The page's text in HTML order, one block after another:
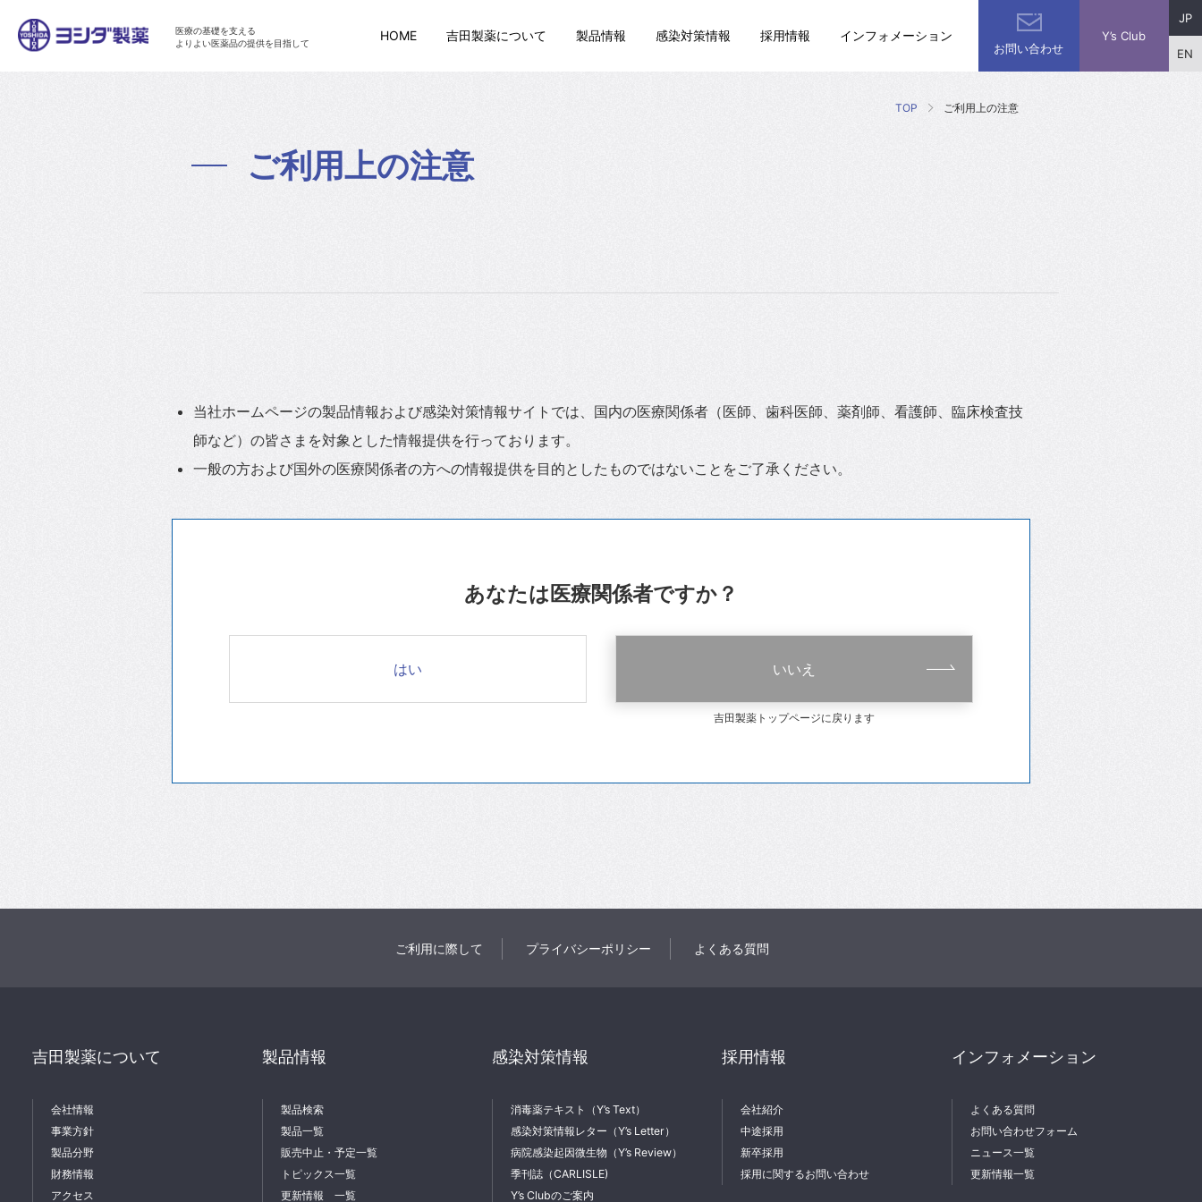
医療の基礎を支える
よりよい医薬品の提供を目指して
HOME 吉田製薬について 製品情報 感染対策情報 採用情報 インフォメーション
お問い合わせ
Y’s Club
JP
EN
TOP ご利用上の注意
ご利用上の注意
当社ホームページの製品情報および感染対策情報サイトでは、国内の医療関係者（医師、歯科医師、薬剤師、看護師、臨床検査技
師など）の皆さまを対象とした情報提供を行っております。
一般の方および国外の医療関係者の方への情報提供を目的としたものではないことをご了承ください。
あなたは医療関係者ですか？
はい いいえ
吉田製薬トップページに戻ります
ご利用に際して プライバシーポリシー よくある質問
吉田製薬について
会社情報
事業方針
製品分野
財務情報
アクセス
製品情報
製品検索
製品一覧
販売中止・予定一覧
トピックス一覧
更新情報 一覧
感染対策情報
消毒薬テキスト（Y’s Text）
感染対策情報レター（Y’s Letter）
病院感染起因微生物（Y’s Review）
季刊誌（CARLISLE)
Y’s Clubのご案内
採用情報
会社紹介
中途採用
新卒採用
採用に関するお問い合わせ
インフォメーション
よくある質問
お問い合わせフォーム
ニュース一覧
更新情報一覧